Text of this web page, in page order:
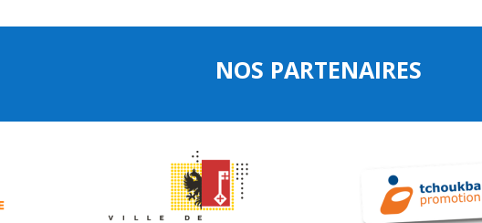
NOS PARTENAIRES